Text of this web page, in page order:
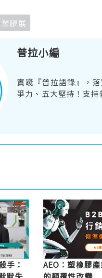
膠展
普拉小編
實踐『普拉語錄』，
爭力、五大堅持！支
手：
AEO：塑橡膠